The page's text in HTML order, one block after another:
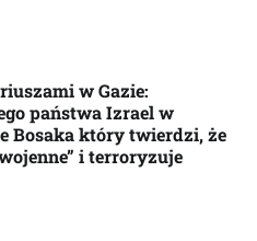
w Gazie:
państwa Izrael w
Bosaka który twierdzi, że
i terroryzuje